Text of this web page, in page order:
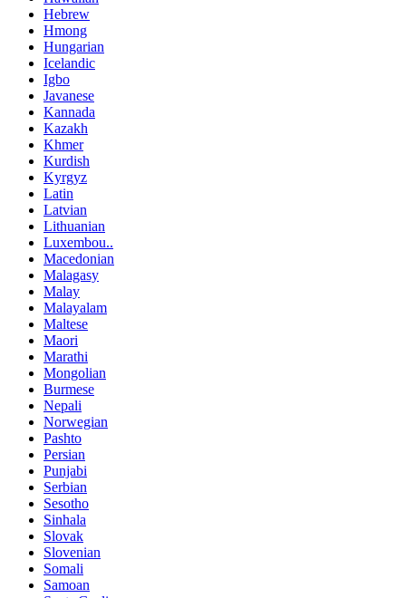
Hebrew
Hmong
Hungarian
Icelandic
Igbo
Javanese
Kannada
Kazakh
Khmer
Kurdish
Kyrgyz
Latin
Latvian
Lithuanian
Luxembou..
Macedonian
Malagasy
Malay
Malayalam
Maltese
Maori
Marathi
Mongolian
Burmese
Nepali
Norwegian
Pashto
Persian
Punjabi
Serbian
Sesotho
Sinhala
Slovak
Slovenian
Somali
Samoan